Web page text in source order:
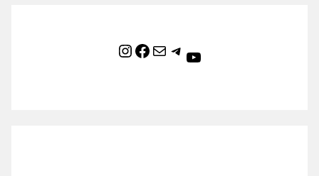
Instagram Facebook Mail Telegram YouTube